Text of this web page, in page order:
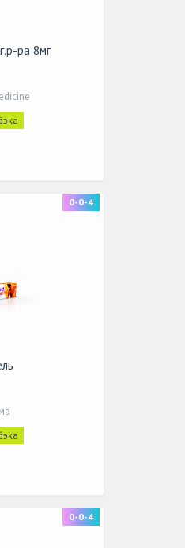
ра 8мг
0-0-4
0-0-4